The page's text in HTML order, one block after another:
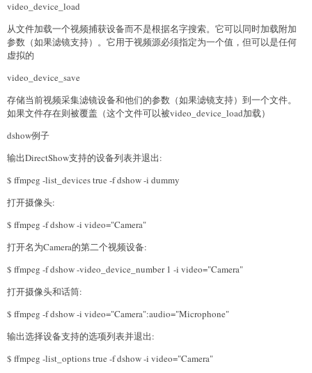
video_device_load
从文件加载一个视频捕获设备而不是根据名字搜索。它可以同时加载附加
参数（如果滤镜支持）。它用于视频源必须指定为一个值，但可以是任何
虚拟的
video_device_save
存储当前视频采集滤镜设备和他们的参数（如果滤镜支持）到一个文件。
如果文件存在则被覆盖（这个文件可以被video_device_load加载）
dshow例子
输出DirectShow支持的设备列表并退出:
$ ffmpeg -list_devices true -f dshow -i dummy
打开摄像头:
$ ffmpeg -f dshow -i video="Camera"
打开名为Camera的第二个视频设备:
$ ffmpeg -f dshow -video_device_number 1 -i video="Camera"
打开摄像头和话筒:
$ ffmpeg -f dshow -i video="Camera":audio="Microphone"
输出选择设备支持的选项列表并退出:
$ ffmpeg -list_options true -f dshow -i video="Camera"